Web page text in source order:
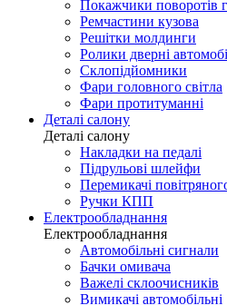
Покажчики поворотів
Ремчастини кузова
Решітки молдинги
Ролики дверні
Склопідйомники
Фари головного світла
Фари протитуманні
Деталі салону
Деталі салону
Накладки на педалі
Підрульові шлейфи
Перемикачі
Ручки КПП
Електрообладнання
Електрообладнання
Автомобільні сигнали
Бачки омивача
Важелі склоочисників
Вимикачі автомобільні